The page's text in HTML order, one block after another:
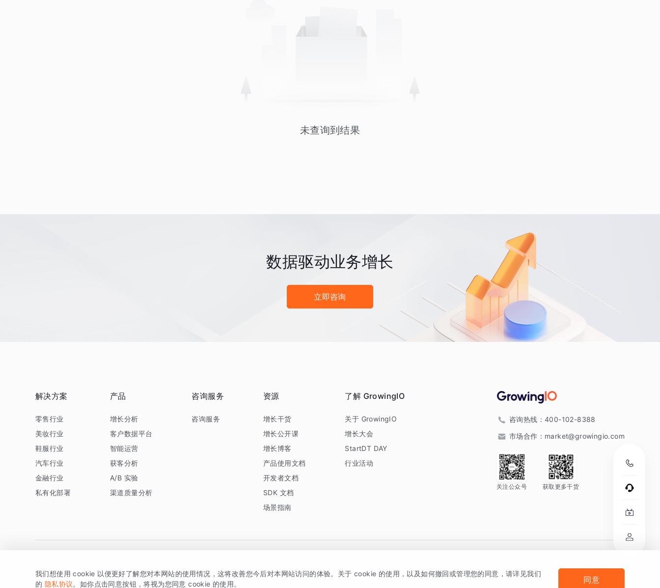
未查询到结果
数据驱动业务增长
立即咨询
解决方案
零售行业
美妆行业
鞋服行业
汽车行业
金融行业
私有化部署
产品
增长分析
客户数据平台
智能运营
获客分析
A/B 实验
渠道质量分析
咨询服务
咨询服务
资源
增长干货
增长公开课
增长博客
产品使用文档
开发者文档
SDK 文档
场景指南
了解 GrowingIO
关于 GrowingIO
增长大会
StartDT DAY
行业活动
咨询热线： 400-102-8388
市场合作： market@growingio.com
关注公众号 获取更多干货
版权所有 © 北京易数科技有限公司SDK相关说明 京ICP备15038330号 法律声明及隐私条款
我们想使用 cookie 以便更好了解您对本网站的使用情况，这将改善您今后对本网站访问的体验。关于 cookie 的使用，以及如何撤回或管理您的同意，请详见我们
的 隐私协议。如你点击同意按钮，将视为您同意 cookie 的使用。 同意